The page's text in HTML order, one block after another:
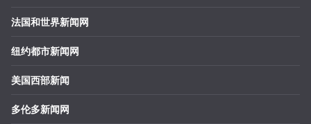
法国和世界新闻网
纽约都市新闻网
美国西部新闻
多伦多新闻网